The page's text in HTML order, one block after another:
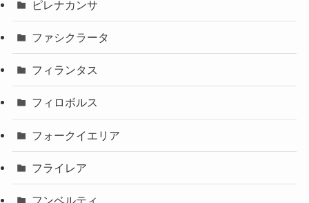
ピレナカンサ
ファシクラータ
フィランタス
フィロボルス
フォークイエリア
フライレア
フンベルティ